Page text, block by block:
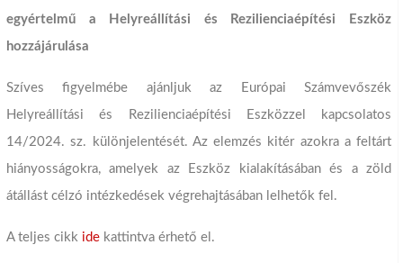
egyértelmű a Helyreállítási és Rezilienciaépítési Eszköz
hozzájárulása
Szíves figyelmébe ajánljuk az Európai Számvevőszék
Helyreállítási és Rezilienciaépítési Eszközzel kapcsolatos
14/2024. sz. különjelentését. Az elemzés kitér azokra a feltárt
hiányosságokra, amelyek az Eszköz kialakításában és a zöld
átállást célzó intézkedések végrehajtásában lelhetők fel.
A teljes cikk ide kattintva érhető el.